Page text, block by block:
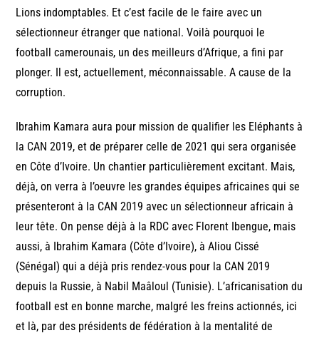
Lions indomptables. Et c’est facile de le faire avec un
sélectionneur étranger que national. Voilà pourquoi le
football camerounais, un des meilleurs d’Afrique, a fini par
plonger. Il est, actuellement, méconnaissable. A cause de la
corruption.
Ibrahim Kamara aura pour mission de qualifier les Eléphants à
la CAN 2019, et de préparer celle de 2021 qui sera organisée
en Côte d’Ivoire. Un chantier particulièrement excitant. Mais,
déjà, on verra à l’oeuvre les grandes équipes africaines qui se
présenteront à la CAN 2019 avec un sélectionneur africain à
leur tête. On pense déjà à la RDC avec Florent Ibengue, mais
aussi, à Ibrahim Kamara (Côte d’Ivoire), à Aliou Cissé
(Sénégal) qui a déjà pris rendez-vous pour la CAN 2019
depuis la Russie, à Nabil Maâloul (Tunisie). L’africanisation du
football est en bonne marche, malgré les freins actionnés, ici
et là, par des présidents de fédération à la mentalité de